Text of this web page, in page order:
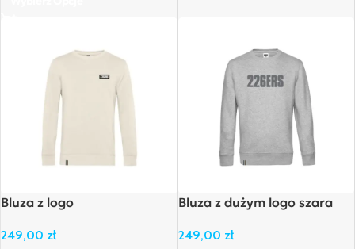
Bluza z logo
249,00 zł
Bluza z dużym logo szara
249,00 zł